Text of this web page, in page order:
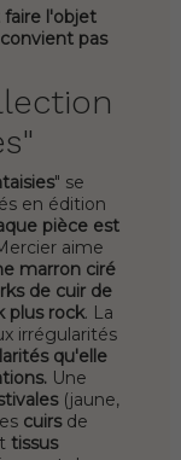
faire l'objet
pas
" se
en édition
pièce est
aime
marron ciré
de cuir de
plus rock. La
irrégularités
qu'elle
Une
(jaune,
cuirsde
tissus